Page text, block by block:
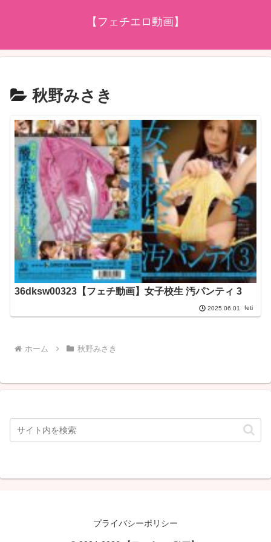
【フェチエロ動画】
秋野みさき
36dksw00323【フェチ動画】女子校生 汚パンティ 3
2025.06.01 feti
ホーム 秋野みさき
プライバシーポリシー